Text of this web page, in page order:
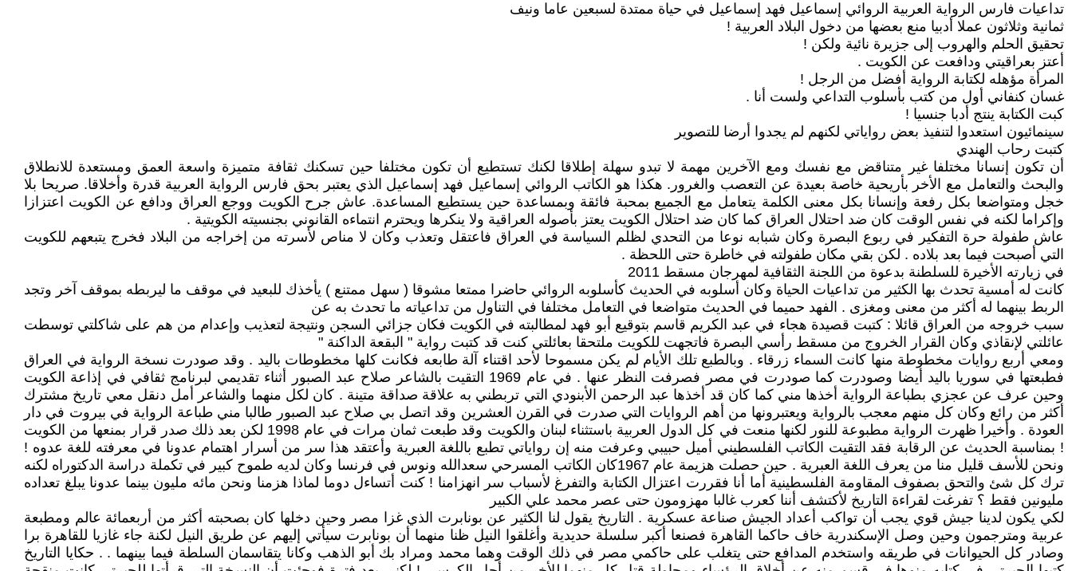
تداعيات فارس الرواية العربية الروائي إسماعيل فهد إسماعيل في حياة ممتدة لسبعين عاما ونيف
ثمانية وثلاثون عملا أدبيا منع بعضها من دخول البلاد العربية !
تحقيق الحلم والهروب إلى جزيرة نائية ولكن !
أعتز بعراقيتي ودافعت عن الكويت .
المرأة مؤهله لكتابة الرواية أفضل من الرجل !
غسان كنفاني أول من كتب بأسلوب التداعي ولست أنا .
كبت الكتابة ينتج أدبا جنسيا !
سينمائيون استعدوا لتنفيذ بعض رواياتي لكنهم لم يجدوا أرضا للتصوير
كتبت رحاب الهندي
أن تكون إنسانا مختلفا غير متناقض مع نفسك ومع الآخرين مهمة لا تبدو سهلة إطلاقا لكنك تستطيع أن تكون مختلفا حين تسكنك ثقافة متميزة واسعة العمق ومستعدة للانطلاق
والبحث والتعامل مع الأخر بأريحية خاصة بعيدة عن التعصب والغرور. هكذا هو الكاتب الروائي إسماعيل فهد إسماعيل الذي يعتبر بحق فارس الرواية العربية قدرة وأخلاقا. صريحا بلا
خجل ومتواضعا بكل رفعة وإنسانا بكل معنى الكلمة يتعامل مع الجميع بمحبة فائقة وبمساعدة حين يستطيع المساعدة. عاش جرح الكويت ووجع العراق ودافع عن الكويت اعتزازا
وإكراما لكنه في نفس الوقت كان ضد احتلال العراق كما كان ضد احتلال الكويت يعتز بأصوله العراقية ولا ينكرها ويحترم انتماءه القانوني بجنسيته الكويتية .
عاش طفولة حرة التفكير في ربوع البصرة وكان شبابه نوعا من التحدي لظلم السياسة في العراق فاعتقل وتعذب وكان لا مناص لأسرته من إخراجه من البلاد فخرج يتبعهم للكويت
التي أصبحت فيما بعد بلاده . لكن بقي مكان طفولته في خاطرة حتى اللحظة .
في زيارته الأخيرة للسلطنة بدعوة من اللجنة الثقافية لمهرجان مسقط 2011
كانت له أمسية تحدث بها الكثير من تداعيات الحياة وكان أسلوبه في الحديث كأسلوبه الروائي حاضرا ممتعا مشوقا ( سهل ممتنع ) يأخذك للبعيد في موقف ما ليربطه بموقف آخر وتجد
الربط بينهما له أكثر من معنى ومغزى . الفهد حميما في الحديث متواضعا في التعامل مختلفا في التناول من تداعياته ما تحدث به عن
سبب خروجه من العراق قائلا : كتبت قصيدة هجاء في عبد الكريم قاسم بتوقيع أبو فهد لمطالبته في الكويت فكان جزائي السجن ونتيجة لتعذيب وإعدام من هم على شاكلتي توسطت
عائلتي لإنقاذي وكان القرار الخروج من مسقط رأسي البصرة فاتجهت للكويت ملتحقا بعائلتي كنت قد كتبت رواية " البقعة الداكنة "
ومعي أربع روايات مخطوطة منها كانت السماء زرقاء . وبالطبع تلك الأيام لم يكن مسموحا لأحد اقتناء آلة طابعه فكانت كلها مخطوطات باليد . وقد صودرت نسخة الرواية في العراق
فطبعتها في سوريا باليد أيضا وصودرت كما صودرت في مصر فصرفت النظر عنها . في عام 1969 التقيت بالشاعر صلاح عبد الصبور أثناء تقديمي لبرنامج ثقافي في إذاعة الكويت
وحين عرف عن عجزي بطباعة الرواية أخذها مني كما كان قد أخذها عبد الرحمن الأبنودي التي تربطني به علاقة صداقة متينة . كان لكل منهما والشاعر أمل دنقل معي تاريخ مشترك
أكثر من رائع وكان كل منهم معجب بالرواية ويعتبرونها من أهم الروايات التي صدرت في القرن العشرين وقد اتصل بي صلاح عبد الصبور طالبا مني طباعة الرواية في بيروت في دار
العودة . وأخيرا ظهرت الرواية مطبوعة للنور لكنها منعت في كل الدول العربية باستثناء لبنان والكويت وقد طبعت ثمان مرات في عام 1998 لكن بعد ذلك صدر قرار بمنعها من الكويت
! بمناسبة الحديث عن الرقابة فقد التقيت الكاتب الفلسطيني أميل حبيبي وعرفت منه إن رواياتي تطبع باللغة العبرية وأعتقد هذا سر من أسرار اهتمام عدونا في معرفته للغة عدوه !
ونحن للأسف قليل منا من يعرف اللغة العبرية . حين حصلت هزيمة عام 1967كان الكاتب المسرحي سعدالله ونوس في فرنسا وكان لديه طموح كبير في تكملة دراسة الدكتوراه لكنه
ترك كل شئ والتحق بصفوف المقاومة الفلسطينية أما أنا فقررت اعتزال الكتابة والتفرغ لأسباب سر انهزامنا ! كنت أتساءل دوما لماذا هزمنا ونحن مائه مليون بينما عدونا يبلغ تعداده
مليونين فقط ؟ تفرغت لقراءة التاريخ لأكتشف أننا كعرب غالبا مهزومون حتى عصر محمد علي الكبير
لكي يكون لدينا جيش قوي يجب أن تواكب أعداد الجيش صناعة عسكرية . التاريخ يقول لنا الكثير عن بونابرت الذي غزا مصر وحين دخلها كان بصحبته أكثر من أربعمائة عالم ومطبعة
عربية ومترجمون وحين وصل الإسكندرية خاف حاكما القاهرة فصنعا أكبر سلسلة حديدية وأغلقوا النيل ظنا منهما أن بونابرت سيأتي إليهم عن طريق النيل لكنة جاء غازيا للقاهرة برا
وصادر كل الحيوانات في طريقه واستخدم المدافع حتى يتغلب على حاكمي مصر في ذلك الوقت وهما محمد ومراد بك أبو الذهب وكانا يتقاسمان السلطة فيما بينهما . . حكايا التاريخ